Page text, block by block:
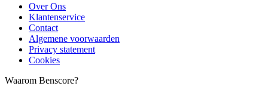
Over Ons
Klantenservice
Contact
Algemene voorwaarden
Privacy statement
Cookies
Waarom Benscore?